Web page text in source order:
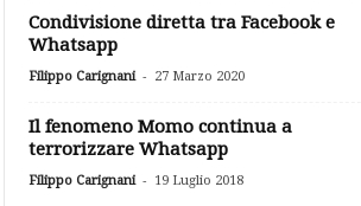
Condivisione diretta tra Facebook e
Whatsapp
Filippo Carignani - 27 Marzo 2020
Il fenomeno Momo continua a
terrorizzare Whatsapp
Filippo Carignani - 19 Luglio 2018